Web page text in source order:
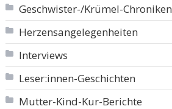
Geschwister-/Krümel-Chroniken
Herzensangelegenheiten
Interviews
Leser:innen-Geschichten
Mutter-Kind-Kur-Berichte